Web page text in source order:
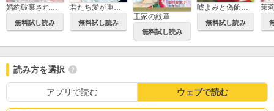
婚約破棄された可憐令嬢は、帝国の公爵騎士様に溺愛される【電子単行本】
無料試し読み
君たち愛が重すぎる。
無料試し読み
王家の紋章
無料試し読み
嘘よみと偽飾の王女
無料試し読み
読み方を選択
アプリで読む ウェブで読む